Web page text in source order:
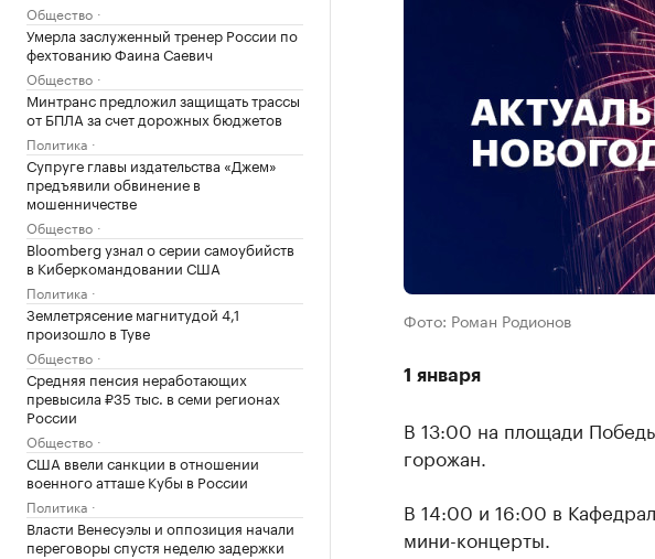
Общество
Умерла заслуженный тренер России по
фехтованию Фаина Саевич
Общество
Минтранс предложил защищать трассы
от БПЛА за счет дорожных бюджетов
Политика
Супруге главы издательства «Джем»
предъявили обвинение в
мошенничестве
Общество
Bloomberg узнал о серии самоубийств
в Киберкомандовании США
Политика
Землетрясение магнитудой 4,1
произошло в Туве
Общество
Средняя пенсия неработающих
превысила ₽35 тыс. в семи регионах
России
Общество
США ввели санкции в отношении
военного атташе Кубы в России
Политика
Власти Венесуэлы и оппозиция начали
переговоры спустя неделю задержки
Фото: Роман Родионов
1 января
В 13:00 на площади
горожан.
В 14:00 и 16:00 в
мини-концерты.